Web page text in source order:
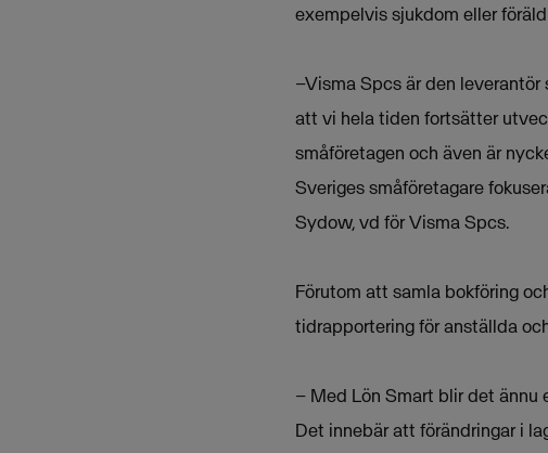
exempelvis sjukdom eller
–Visma Spcs är den
att vi hela tiden fortsätter
småföretagen och även är
Sveriges småföretagare
Sydow, vd för Visma Spcs.
Förutom att samla bokföring
tidrapportering för anställda
– Med Lön Smart blir det ännu
Det innebär att förändringar i